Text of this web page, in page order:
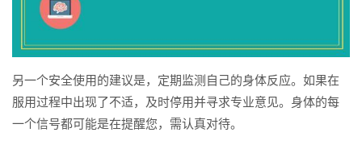
另一个安全使用的建议是，定期监测自己的身体反应。如果在
服用过程中出现了不适，及时停用并寻求专业意见。身体的每
一个信号都可能是在提醒您，需认真对待。